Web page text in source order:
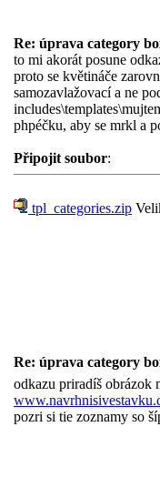
Re: úprava category
to mi akorát posune
proto se květináče
samozavlažovací a ne
phpéčku, aby se mrkl a
Připojit soubor:
tpl_categories.zip
Re: úprava category
odkazu priradíš obrázok
pozri si tie zoznamy so